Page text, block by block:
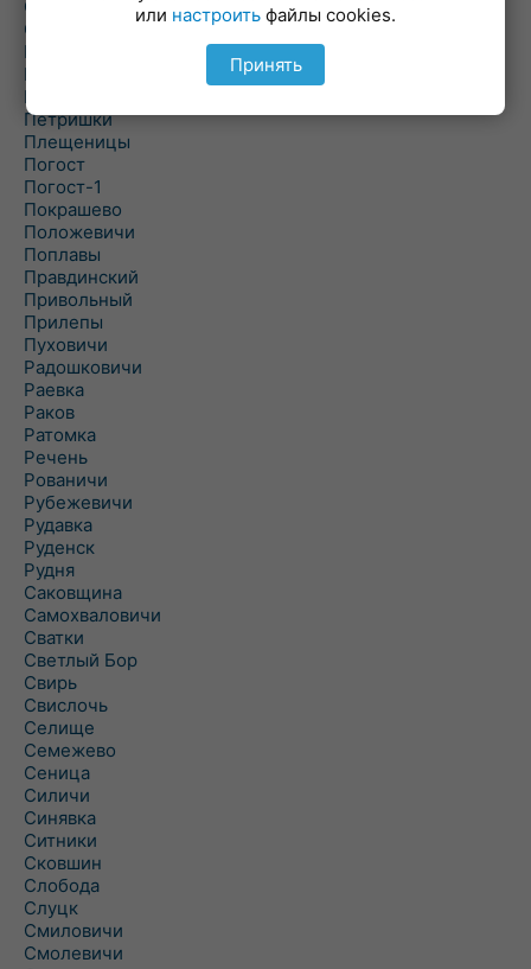
Осовец
Острошицкий Городок
Пасека
Пастовичи
Першаи
Петришки
Плещеницы
Погост
Погост-1
Покрашево
Положевичи
Поплавы
Правдинский
Привольный
Прилепы
Пуховичи
Радошковичи
Раевка
Раков
Ратомка
Речень
Рованичи
Рубежевичи
Рудавка
Руденск
Рудня
Саковщина
Самохваловичи
Сватки
Светлый Бор
Свирь
Свислочь
Селище
Семежево
Сеница
Силичи
Синявка
Ситники
Сковшин
Слобода
Слуцк
Смиловичи
Смолевичи
или настроить файлы cookies.
Принять